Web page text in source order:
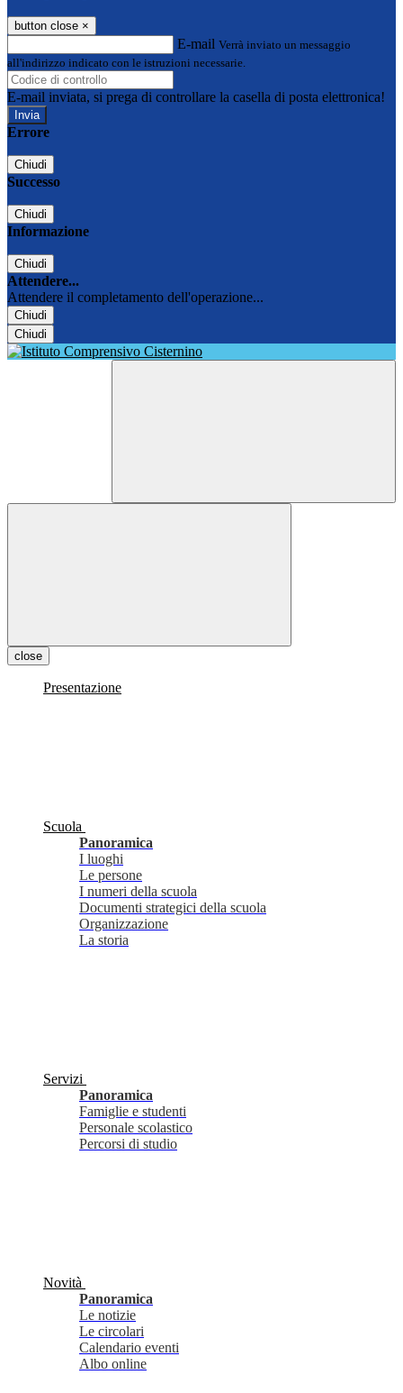
button close ×
E-mail Verrà inviato un messaggio
all'indirizzo indicato con le istruzioni necessarie.
E-mail inviata, si prega di controllare la casella di posta elettronica!
Errore
Chiudi
Successo
Chiudi
Informazione
Chiudi
Attendere...
Attendere il completamento dell'operazione...
Chiudi
Chiudi
close
Presentazione
Scuola
Panoramica
I luoghi
Le persone
I numeri della scuola
Documenti strategici della scuola
Organizzazione
La storia
Servizi
Panoramica
Famiglie e studenti
Personale scolastico
Percorsi di studio
Novità
Panoramica
Le notizie
Le circolari
Calendario eventi
Albo online